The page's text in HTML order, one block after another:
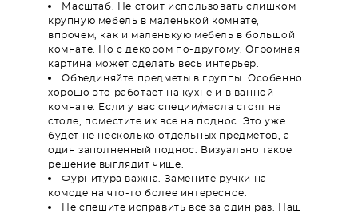
Масштаб. Не стоит использовать слишком
крупную мебель в маленькой комнате,
впрочем, как и маленькую мебель в большой
комнате. Но с декором по-другому. Огромная
картина может сделать весь интерьер.
Объединяйте предметы в группы. Особенно
хорошо это работает на кухне и в ванной
комнате. Если у вас специи/масла стоят на
столе, поместите их все на поднос. Это уже
будет не несколько отдельных предметов, а
один заполненный поднос. Визуально такое
решение выглядит чище.
Фурнитура важна. Замените ручки на
комоде на что-то более интересное.
Не спешите исправить все за один раз. Наш